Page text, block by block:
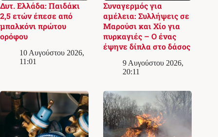
Δυτ. Ελλάδα: Παιδάκι
2,5 ετών έπεσε από
μπαλκόνι πρώτου
ορόφου
10 Αυγούστου 2026,
11:01
Συναγερμός για
αμέλεια: Συλλήψεις σε
Μαρούσι και Χίο για
πυρκαγιές – Ο ένας
έψηνε δίπλα στο δάσος
9 Αυγούστου 2026,
20:11